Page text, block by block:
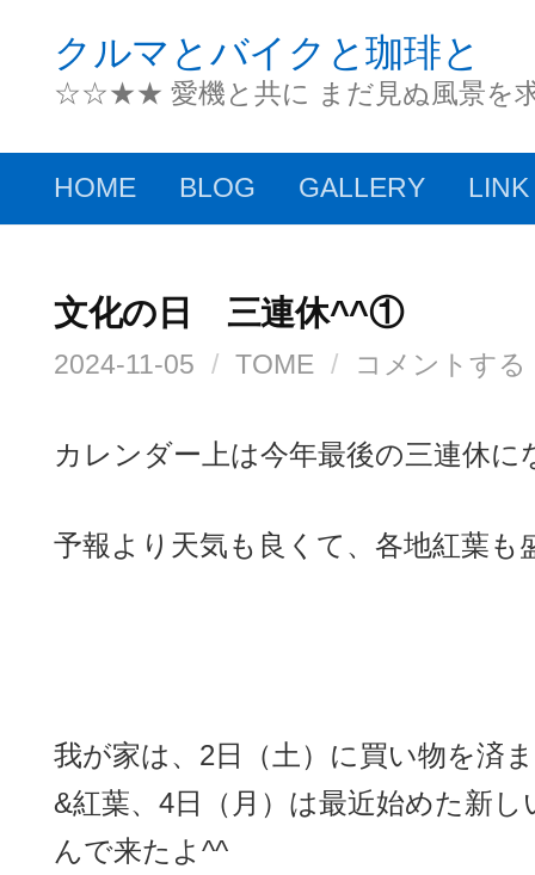
クルマとバイクと珈琲と
☆☆★★ 愛機と共に まだ見ぬ風景
HOME BLOG GALLERY LINK
文化の日 三連休^^①
2024-11-05 / TOME / コメントする
カレンダー上は今年最後の三連休に
予報より天気も良くて、各地紅葉も
我が家は、2日（土）に買い物を済
&紅葉、4日（月）は最近始めた新
んで来たよ^^